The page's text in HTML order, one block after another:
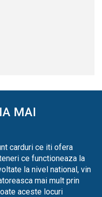
MAI
carduri ce iti ofera
ce functioneaza la
la nivel national, vin
mai mult prin
aceste locuri